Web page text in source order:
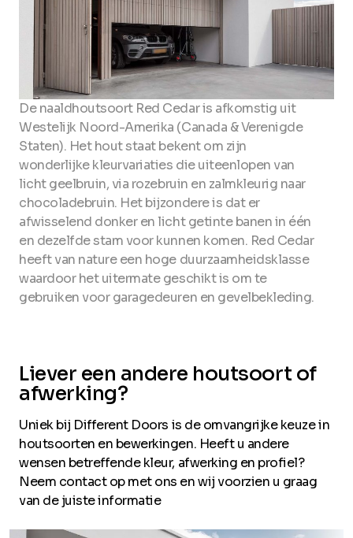
De naaldhoutsoort Red Cedar is afkomstig uit
Westelijk Noord-Amerika (Canada & Verenigde
Staten). Het hout staat bekent om zijn
wonderlijke kleurvariaties die uiteenlopen van
licht geelbruin, via rozebruin en zalmkleurig naar
chocoladebruin. Het bijzondere is dat er
afwisselend donker en licht getinte banen in één
en dezelfde stam voor kunnen komen. Red Cedar
heeft van nature een hoge duurzaamheidsklasse
waardoor het uitermate geschikt is om te
gebruiken voor garagedeuren en gevelbekleding.
Liever een andere houtsoort of
afwerking?
Uniek bij Different Doors is de omvangrijke keuze in
houtsoorten en bewerkingen. Heeft u andere
wensen betreffende kleur, afwerking en profiel?
Neem contact op met ons en wij voorzien u graag
van de juiste informatie